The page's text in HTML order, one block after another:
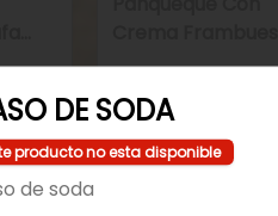
y Manjar
DE SODA
producto no esta disponible
de soda